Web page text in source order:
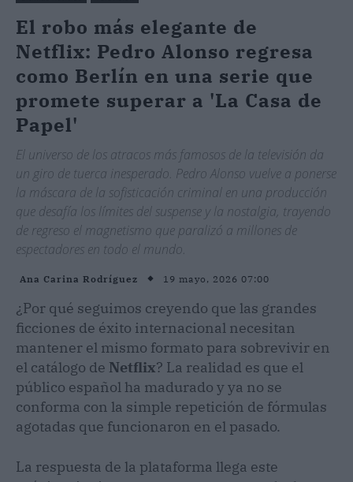
El robo más elegante de
Netflix: Pedro Alonso regresa
como Berlín en una serie que
promete superar a 'La Casa de
Papel'
El universo de los atracos más famosos de la televisión da
un giro de tuerca inesperado. Pedro Alonso vuelve a ponerse
la máscara de la sofisticación criminal en una producción
que desafía los límites del suspense y la nostalgia, trayendo
de regreso el magnetismo que paralizó a millones de
espectadores en todo el mundo.
Ana Carina Rodríguez 19 mayo, 2026 07:00
¿Por qué seguimos creyendo que las grandes
ficciones de éxito internacional necesitan
mantener el mismo formato para sobrevivir en
el catálogo de Netflix? La realidad es que el
público español ha madurado y ya no se
conforma con la simple repetición de fórmulas
agotadas que funcionaron en el pasado.
La respuesta de la plataforma llega este